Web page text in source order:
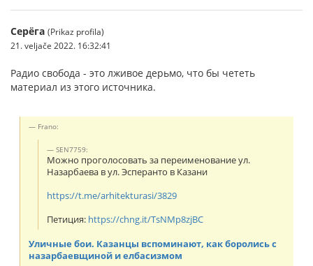
Серёга (Prikaz profila)
21. veljače 2022. 16:32:41
Радио свобода - это лживое дерьмо, что бы чететь
материал из этого источника.
Frano:
SEN7759:
Можно проголосовать за переименование ул.
Назарбаева в ул. Эсперанто в Казани
https://t.me/arhitekturasi/3829
Петиция: https://chng.it/TsNMp8zjBC
Уличные бои. Казанцы вспоминают, как боролись с
назарбаевщиной и елбасизмом